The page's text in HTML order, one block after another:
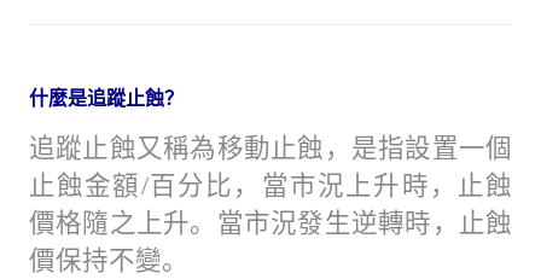
什麼是追蹤止蝕？
追蹤止蝕又稱為移動止蝕，是指設置一個
止蝕金額/百分比，當市況上升時，止蝕
價格隨之上升。當市況發生逆轉時，止蝕
價保持不變。